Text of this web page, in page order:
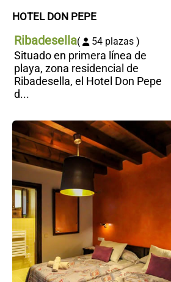
HOTEL DON PEPE
Ribadesella( 54 plazas )
Situado en primera línea de
playa, zona residencial de
Ribadesella, el Hotel Don Pepe
d...